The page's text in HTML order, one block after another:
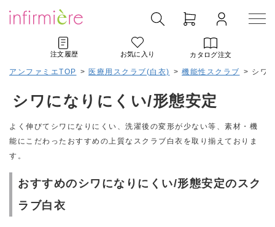
注文履歴 お気に入り カタログ注文
アンファミエTOP > 医療用スクラブ(白衣) > 機能性スクラブ > シワ
シワになりにくい/形態安定
よく伸びてシワになりにくい、洗濯後の変形が少ない等、素材・機
能にこだわったおすすめの上質なスクラブ白衣を取り揃えておりま
す。
おすすめのシワになりにくい/形態安定のスク
ラブ白衣